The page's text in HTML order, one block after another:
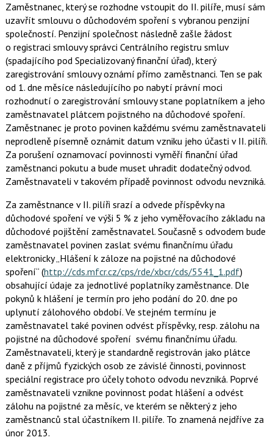
Zaměstnanec, který se rozhodne vstoupit do II. pilíře, musí sám
uzavřít smlouvu o důchodovém spoření s vybranou penzijní
společností. Penzijní společnost následně zašle žádost
o registraci smlouvy správci Centrálního registru smluv
(spadajícího pod Specializovaný finanční úřad), který
zaregistrování smlouvy oznámí přímo zaměstnanci. Ten se pak
od 1. dne měsíce následujícího po nabytí právní moci
rozhodnutí o zaregistrování smlouvy stane poplatníkem a jeho
zaměstnavatel plátcem pojistného na důchodové spoření.
Zaměstnanec je proto povinen každému svému zaměstnavateli
neprodleně písemně oznámit datum vzniku jeho účasti v II. pilíři.
Za porušení oznamovací povinnosti vyměří finanční úřad
zaměstnanci pokutu a bude muset uhradit dodatečný odvod.
Zaměstnavateli v takovém případě povinnost odvodu nevzniká.
Za zaměstnance v II. pilíři srazí a odvede příspěvky na
důchodové spoření ve výši 5 % z jeho vyměřovacího základu na
důchodové pojištění zaměstnavatel. Současně s odvodem bude
zaměstnavatel povinen zaslat svému finančnímu úřadu
elektronicky „Hlášení k záloze na pojistné na důchodové
spoření“ (http://cds.mfcr.cz/cps/rde/xbcr/cds/554­1_1.pdf)
obsahující údaje za jednotlivé poplatníky zaměstnance. Dle
pokynů k hlášení je termín pro jeho podání do 20. dne po
uplynutí zálohového období. Ve stejném termínu je
zaměstnavatel také povinen odvést příspěvky, resp. zálohu na
pojistné na důchodové spoření svému finančnímu úřadu.
Zaměstnavateli, který je standardně registrován jako plátce
daně z příjmů fyzických osob ze závislé činnosti, povinnost
speciální registrace pro účely tohoto odvodu nevzniká. Poprvé
zaměstnavateli vznikne povinnost podat hlášení a odvést
zálohu na pojistné za měsíc, ve kterém se některý z jeho
zaměstnanců stal účastníkem II. pilíře. To znamená nejdříve za
únor 2013.